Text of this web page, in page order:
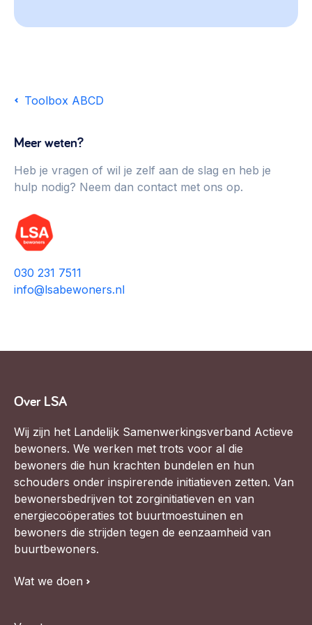
Toolbox ABCD
Meer weten?
Heb je vragen of wil je zelf aan de slag en heb je
hulp nodig? Neem dan contact met ons op.
030 231 7511
info@lsabewoners.nl
Over LSA
Wij zijn het Landelijk Samenwerkingsverband Actieve
bewoners. We werken met trots voor al die
bewoners die hun krachten bundelen en hun
schouders onder inspirerende initiatieven zetten. Van
bewonersbedrijven tot zorginitiatieven en van
energiecoöperaties tot buurtmoestuinen en
bewoners die strijden tegen de eenzaamheid van
buurtbewoners.
Wat we doen